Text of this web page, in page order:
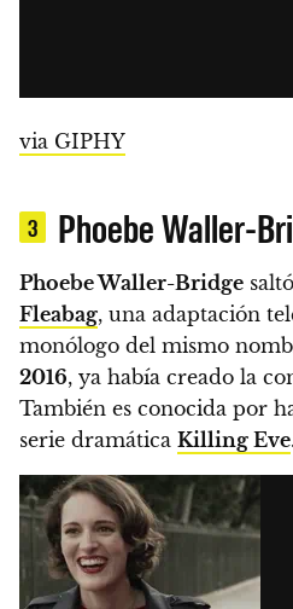
via GIPHY
3 Phoebe Waller-
Phoebe Waller-Bridge
Fleabag, una adaptación
monólogo del mismo
2016, ya había creado la
También es conocida por
serie dramática Killing Eve.